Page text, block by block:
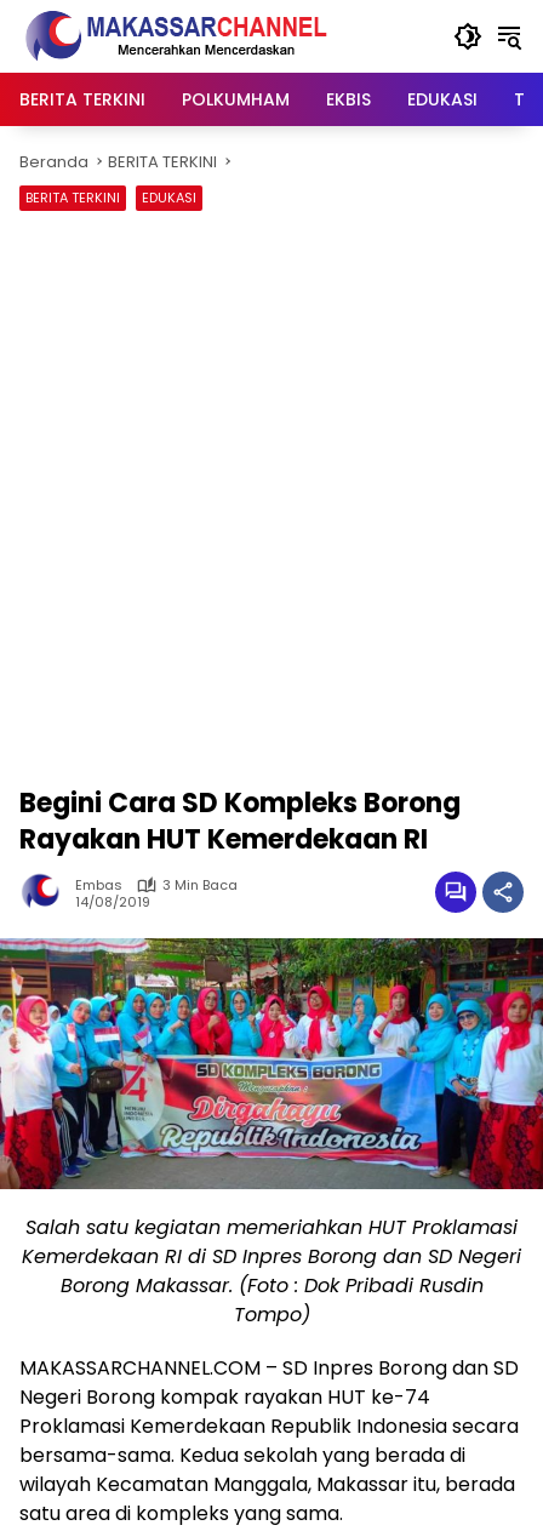
Langsung
konten
BERITA TERKINI
POLKUMHAM EKBIS EDUKASI
Beranda BERITA TERKINI
BERITA TERKINI EDUKASI
Begini Cara SD Kompleks Borong
Rayakan HUT Kemerdekaan RI
Embas
3 Min Baca
14/08/2019
Salah satu kegiatan memeriahkan HUT Proklamasi
Kemerdekaan RI di SD Inpres Borong dan SD Negeri
Borong Makassar. (Foto : Dok Pribadi Rusdin
Tompo)
MAKASSARCHANNEL.COM – SD Inpres Borong dan SD
Negeri Borong kompak rayakan HUT ke-74
Proklamasi Kemerdekaan Republik Indonesia secara
bersama-sama. Kedua sekolah yang berada di
wilayah Kecamatan Manggala, Makassar itu, berada
satu area di kompleks yang sama.